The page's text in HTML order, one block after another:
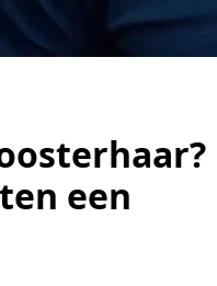
een